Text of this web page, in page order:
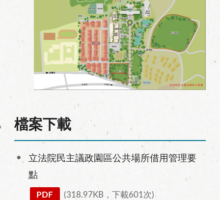
檔案下載
立法院民主議政園區公共場所借用管理要
點
PDF (318.97KB，下載601次)